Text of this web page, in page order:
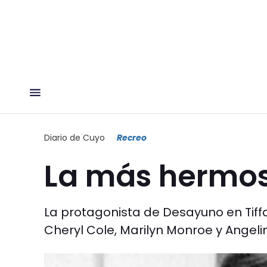
Diario de Cuyo Recreo
La más
La protagonista de Desayuno en
Cheryl Cole, Marilyn Monroe y